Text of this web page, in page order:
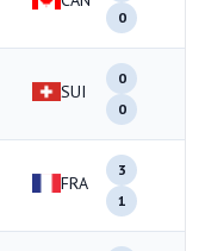
0
SUI
0
0
FRA
3
1